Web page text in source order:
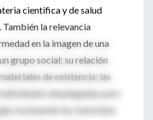
científica y de salud
la relevancia
en la imagen de una
grupo social; su relación
de existencia; las
desplegadas para
incluyendo las relaciones